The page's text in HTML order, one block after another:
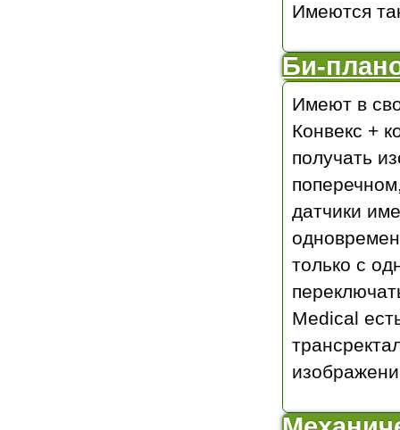
Имеются
Би-
Имеют в
Конвекс +
получать
датчики
только с
Medical